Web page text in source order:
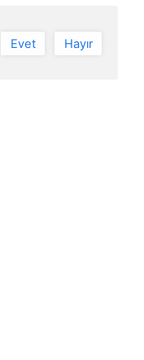
Evet Hayır